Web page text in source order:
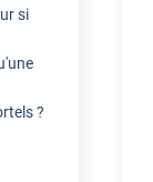
si
?